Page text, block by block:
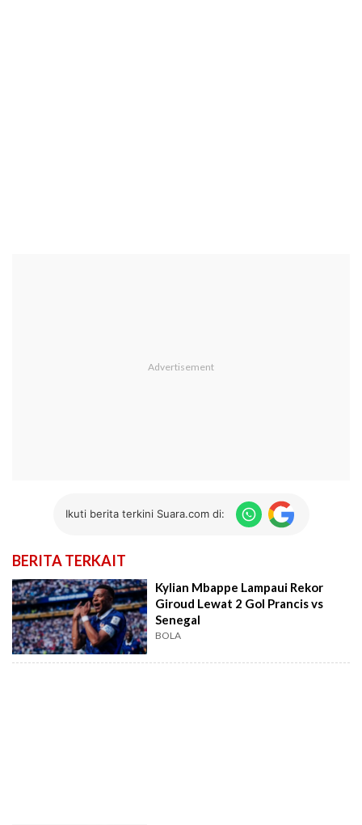
Ikuti berita terkini Suara.com di:
BERITA TERKAIT
Kylian Mbappe Lampaui Rekor
Giroud Lewat 2 Gol Prancis vs
Senegal
BOLA